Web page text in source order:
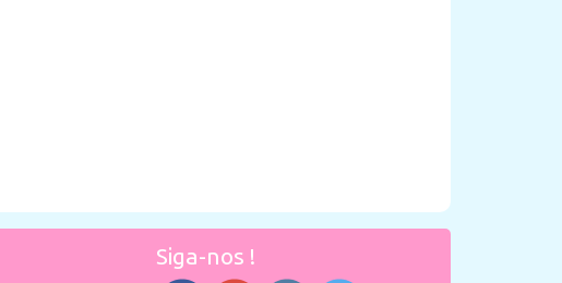
Siga-nos !